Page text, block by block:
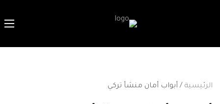
الرئيسية / أبواب أمان منشأ تركي